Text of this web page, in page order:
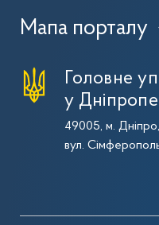
Мапа порталу
Головне
у
49005, м. Дніпро,
вул.